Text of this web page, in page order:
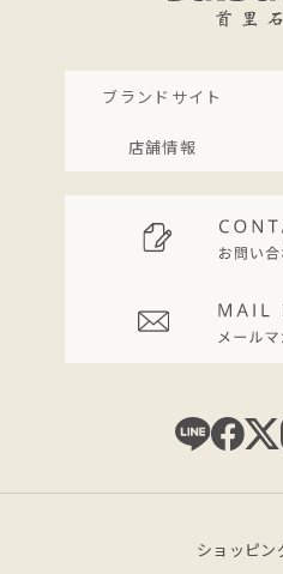
ブランドサイト
店舗情報
ショッピン